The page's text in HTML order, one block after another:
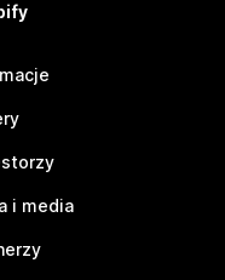
i media